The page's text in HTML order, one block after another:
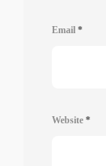
Email *
Website *